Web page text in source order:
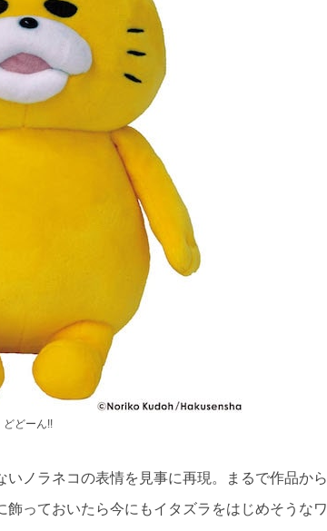
どどーん!!
ノラネコの表情を見事に再現。まるで作品から
っておいたら今にもイタズラをはじめそうなワ